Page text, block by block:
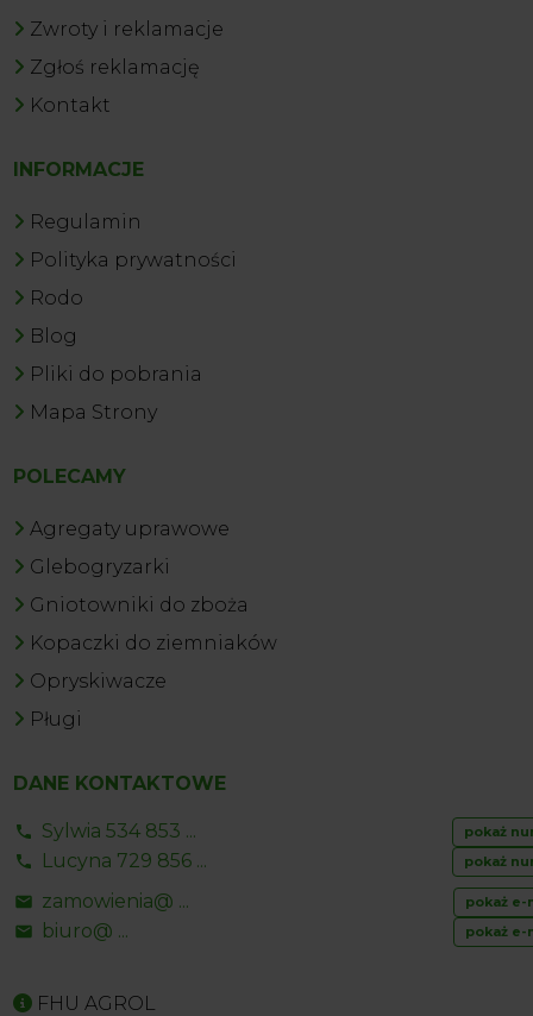
Zwroty i reklamacje
Zgłoś reklamację
Kontakt
INFORMACJE
Regulamin
Polityka prywatności
Rodo
Blog
Pliki do pobrania
Mapa Strony
POLECAMY
Agregaty uprawowe
Glebogryzarki
Gniotowniki do zboża
Kopaczki do ziemniaków
Opryskiwacze
Pługi
DANE KONTAKTOWE
Sylwia 534 853 ... pokaż
Lucyna 729 856 ... pokaż
zamowienia@ ... pokaż e-
biuro@ ... pokaż e-
FHU AGROL